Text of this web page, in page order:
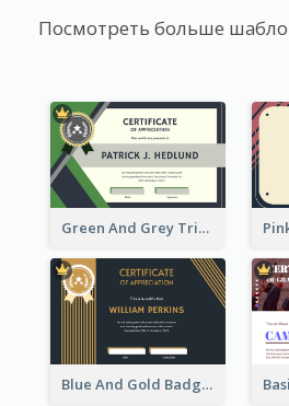
Посмотреть больше
Green And Grey Triangles With Badge Certificate
Blue And Gold Badge Appreciation Certificate